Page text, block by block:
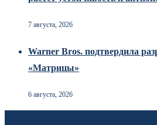
7 августа, 2026
Warner Bros. подтвердила
«Матрицы»
6 августа, 2026